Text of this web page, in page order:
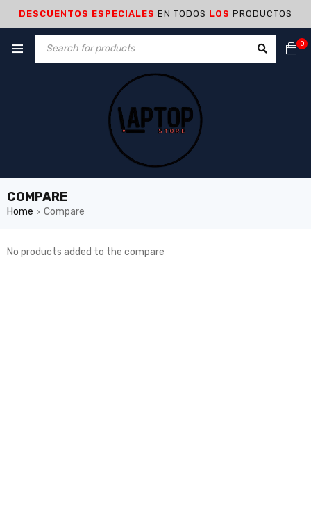
DESCUENTOS ESPECIALES EN TODOS LOS PRODUCTOS
0
COMPARE
Home › Compare
No products added to the compare